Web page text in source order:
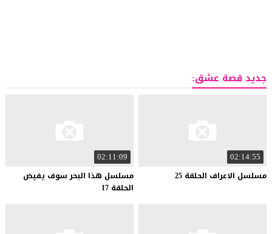
جديد قصة عشق:
02:14:55
مسلسل الاعراف الحلقة 25
02:11:09
مسلسل هذا البحر سوف يفيض
الحلقة 17